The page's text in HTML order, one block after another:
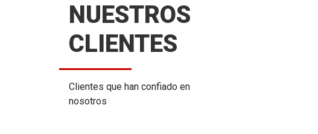
NUESTROS
CLIENTES
Clientes que han confiado en
nosotros